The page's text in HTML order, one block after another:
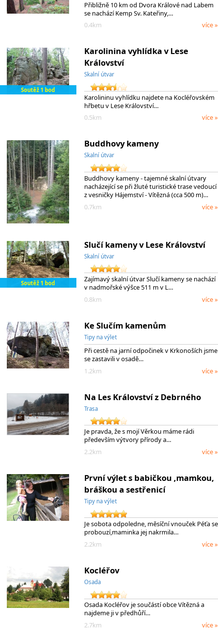
Přibližně 10 km od Dvora Králové nad Labem
se nachází Kemp Sv. Kateřiny,…
0.4km
více »
Soutěž 1 bod
Karolinina vyhlídka v Lese
Království
Skalní útvar
Karolininu vyhlídku najdete na Kocléřovském
hřbetu v Lese Království…
0.5km
více »
Buddhovy kameny
Skalní útvar
Buddhovy kameny - tajemné skalní útvary
nacházející se při žluté turistické trase vedoucí
z vesničky Hájemství - Vítězná (cca 500 m)…
0.7km
více »
Soutěž 1 bod
Slučí kameny v Lese Království
Skalní útvar
Zajímavý skalní útvar Slučí kameny se nachází
v nadmořské výšce 511 m v L…
0.8km
více »
Ke Slučím kamenům
Tipy na výlet
Při cestě na jarní odpočinek v Krkonoších jsme
se zastavili v osadě…
1.2km
více »
Na Les Království z Debrného
Trasa
Je pravda, že s mojí Věrkou máme rádi
především výtvory přírody a…
2.2km
více »
První výlet s babičkou ,mamkou,
bráškou a sestřenicí
Tipy na výlet
Je sobota odpoledne, měsíční vnouček Péťa se
probouzí,maminka jej nakrmila…
2.2km
více »
Kocléřov
Osada
Osada Kocléřov je součástí obce Vítězná a
najdeme ji v předhůří…
2.7km
více »